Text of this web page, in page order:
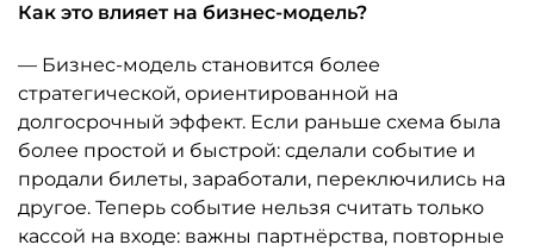
Как это влияет на бизнес-модель?
— Бизнес-модель становится более
стратегической, ориентированной на
долгосрочный эффект. Если раньше схема была
более простой и быстрой: сделали событие и
продали билеты, заработали, переключились на
другое. Теперь событие нельзя считать только
кассой на входе: важны партнёрства, повторные